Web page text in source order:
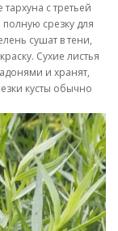
с третьей
срезку для
сушат в тени,
Сухие листья
и хранят,
кусты обычно